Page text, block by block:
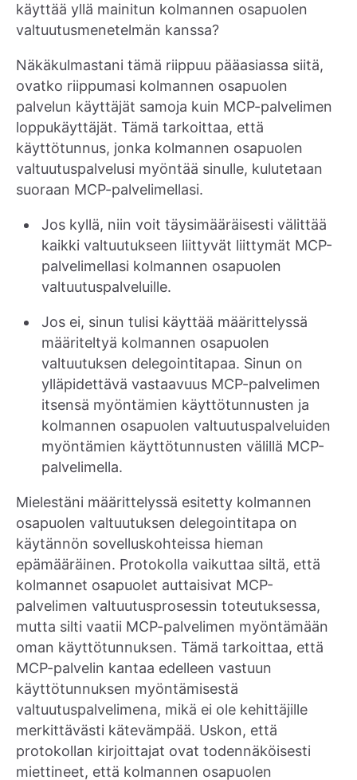
käyttää yllä mainitun kolmannen osapuolen
valtuutusmenetelmän kanssa?
Näkäkulmastani tämä riippuu pääasiassa siitä,
ovatko riippumasi kolmannen osapuolen
palvelun käyttäjät samoja kuin MCP-palvelimen
loppukäyttäjät. Tämä tarkoittaa, että
käyttötunnus, jonka kolmannen osapuolen
valtuutuspalvelusi myöntää sinulle, kulutetaan
suoraan MCP-palvelimellasi.
Jos kyllä, niin voit täysimääräisesti välittää
kaikki valtuutukseen liittyvät liittymät MCP-
palvelimellasi kolmannen osapuolen
valtuutuspalveluille.
Jos ei, sinun tulisi käyttää määrittelyssä
määriteltyä kolmannen osapuolen
valtuutuksen delegointitapaa. Sinun on
ylläpidettävä vastaavuus MCP-palvelimen
itsensä myöntämien käyttötunnusten ja
kolmannen osapuolen valtuutuspalveluiden
myöntämien käyttötunnusten välillä MCP-
palvelimella.
Mielestäni määrittelyssä esitetty kolmannen
osapuolen valtuutuksen delegointitapa on
käytännön sovelluskohteissa hieman
epämääräinen. Protokolla vaikuttaa siltä, että
kolmannet osapuolet auttaisivat MCP-
palvelimen valtuutusprosessin toteutuksessa,
mutta silti vaatii MCP-palvelimen myöntämään
oman käyttötunnuksen. Tämä tarkoittaa, että
MCP-palvelin kantaa edelleen vastuun
käyttötunnuksen myöntämisestä
valtuutuspalvelimena, mikä ei ole kehittäjille
merkittävästi kätevämpää. Uskon, että
protokollan kirjoittajat ovat todennäköisesti
miettineet, että kolmannen osapuolen